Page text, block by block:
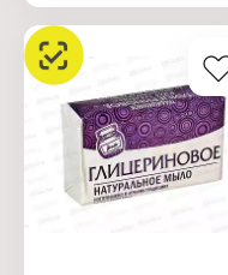
Характеристики:
Производитель: Nefis
Cosmetics
Тип товара: Мыло
Назначение: туалетное
Название: "Банное"
Вес: 160 г